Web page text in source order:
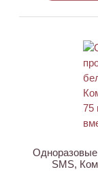
SMS,